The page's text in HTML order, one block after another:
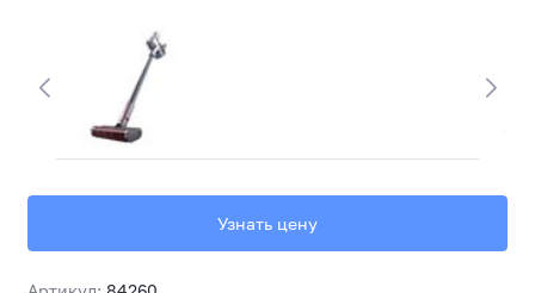
Узнать цену